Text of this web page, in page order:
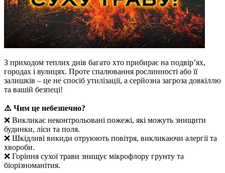
З приходом теплих днів багато хто прибирає на подвір’ях,
городах і вулицях. Проте спалювання рослинності або її
залишків – це не спосіб утилізації, а серйозна загроза довкіллю
та вашій безпеці!
⚠️ Чим це небезпечно?
❌ Викликає неконтрольовані пожежі, які можуть знищити
будинки, ліси та поля.
❌ Шкідливі викиди отруюють повітря, викликаючи алергії та
хвороби.
❌ Горіння сухої трави знищує мікрофлору грунту та
біорізноманітия.